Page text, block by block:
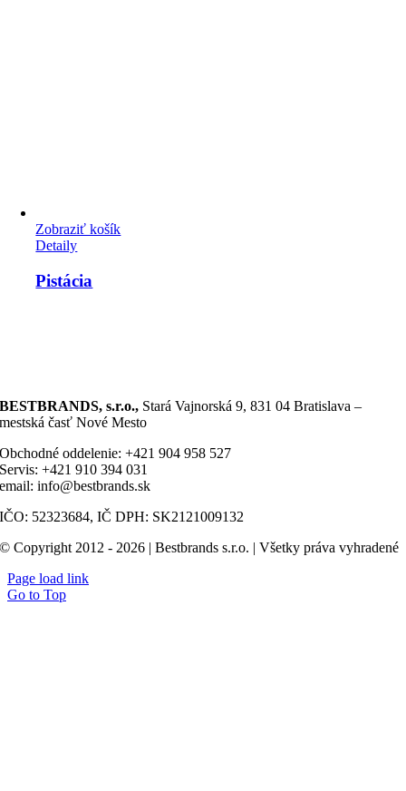
Zobraziť košík
Detaily
Pistácia
BESTBRANDS, s.r.o., Stará Vajnorská 9, 831 04 Bratislava –
mestská časť Nové Mesto
Obchodné oddelenie: +421 904 958 527
Servis: +421 910 394 031
email: info@bestbrands.sk
IČO: 52323684, IČ DPH: SK2121009132
© Copyright 2012 - 2026 | Bestbrands s.r.o. | Všetky práva vyhradené
Page load link
Go to Top